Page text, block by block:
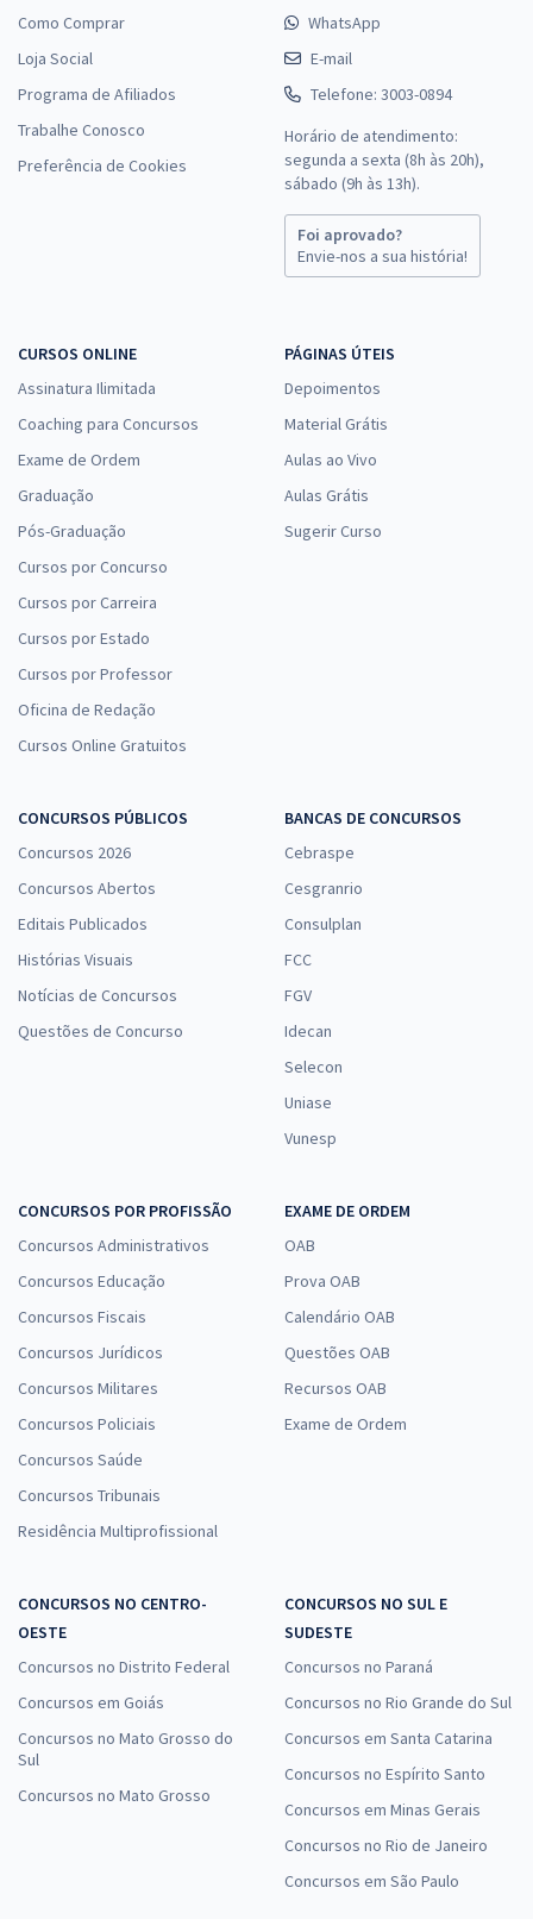
Como Comprar
Loja Social
Programa de Afiliados
Trabalhe Conosco
Preferência de Cookies
WhatsApp
E-mail
Telefone: 3003-0894
Horário de atendimento:
segunda a sexta (8h às 20h),
sábado (9h às 13h).
Foi aprovado?
Envie-nos a sua história!
CURSOS ONLINE
Assinatura Ilimitada
Coaching para Concursos
Exame de Ordem
Graduação
Pós-Graduação
Cursos por Concurso
Cursos por Carreira
Cursos por Estado
Cursos por Professor
Oficina de Redação
Cursos Online Gratuitos
PÁGINAS ÚTEIS
Depoimentos
Material Grátis
Aulas ao Vivo
Aulas Grátis
Sugerir Curso
CONCURSOS PÚBLICOS
Concursos 2026
Concursos Abertos
Editais Publicados
Histórias Visuais
Notícias de Concursos
Questões de Concurso
BANCAS DE CONCURSOS
Cebraspe
Cesgranrio
Consulplan
FCC
FGV
Idecan
Selecon
Uniase
Vunesp
CONCURSOS POR PROFISSÃO
Concursos Administrativos
Concursos Educação
Concursos Fiscais
Concursos Jurídicos
Concursos Militares
Concursos Policiais
Concursos Saúde
Concursos Tribunais
Residência Multiprofissional
EXAME DE ORDEM
OAB
Prova OAB
Calendário OAB
Questões OAB
Recursos OAB
Exame de Ordem
CONCURSOS NO CENTRO-
OESTE
Concursos no Distrito Federal
Concursos em Goiás
Concursos no Mato Grosso do
Sul
Concursos no Mato Grosso
CONCURSOS NO SUL E
SUDESTE
Concursos no Paraná
Concursos no Rio Grande do Sul
Concursos em Santa Catarina
Concursos no Espírito Santo
Concursos em Minas Gerais
Concursos no Rio de Janeiro
Concursos em São Paulo